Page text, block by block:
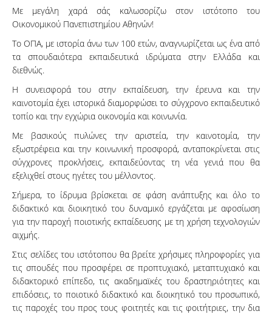
Με μεγάλη χαρά σάς καλωσορίζω στον ιστότοπο του
Οικονομικού Πανεπιστημίου Αθηνών!
Το ΟΠΑ, με ιστορία άνω των 100 ετών, αναγνωρίζεται ως ένα από
τα σπουδαιότερα εκπαιδευτικά ιδρύματα στην Ελλάδα και
διεθνώς.
Η συνεισφορά του στην εκπαίδευση, την έρευνα και την
καινοτομία έχει ιστορικά διαμορφώσει το σύγχρονο εκπαιδευτικό
τοπίο και την εγχώρια οικονομία και κοινωνία.
Με βασικούς πυλώνες την αριστεία, την καινοτομία, την
εξωστρέφεια και την κοινωνική προσφορά, ανταποκρίνεται στις
σύγχρονες προκλήσεις, εκπαιδεύοντας τη νέα γενιά που θα
εξελιχθεί στους ηγέτες του μέλλοντος.
Σήμερα, το ίδρυμα βρίσκεται σε φάση ανάπτυξης και όλο το
διδακτικό και διοικητικό του δυναμικό εργάζεται με αφοσίωση
για την παροχή ποιοτικής εκπαίδευσης με τη χρήση τεχνολογιών
αιχμής.
Στις σελίδες του ιστότοπου θα βρείτε χρήσιμες πληροφορίες για
τις σπουδές που προσφέρει σε προπτυχιακό, μεταπτυχιακό και
διδακτορικό επίπεδο, τις ακαδημαϊκές του δραστηριότητες και
επιδόσεις, το ποιοτικό διδακτικό και διοικητικό του προσωπικό,
τις παροχές του προς τους φοιτητές και τις φοιτήτριες, την δια